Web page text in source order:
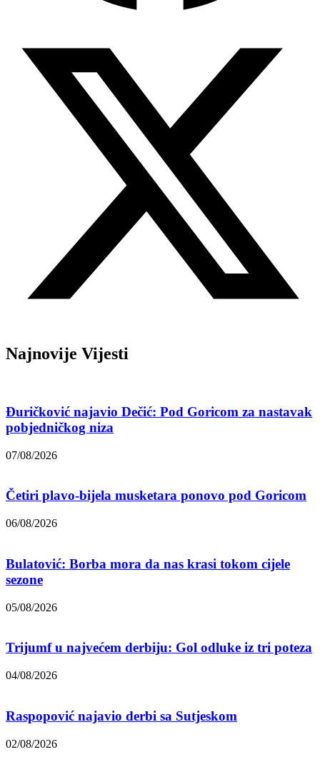
Najnovije Vijesti
Đuričković najavio Dečić: Pod Goricom za nastavak
pobjedničkog niza
07/08/2026
Četiri plavo-bijela musketara ponovo pod Goricom
06/08/2026
Bulatović: Borba mora da nas krasi tokom cijele
sezone
05/08/2026
Trijumf u najvećem derbiju: Gol odluke iz tri poteza
04/08/2026
Raspopović najavio derbi sa Sutjeskom
02/08/2026